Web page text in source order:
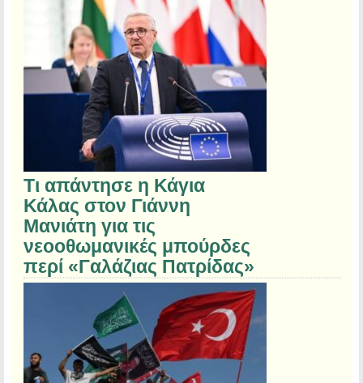
Τι απάντησε η Κάγια
Κάλας στον Γιάννη
Μανιάτη για τις
νεοοθωμανικές μπούρδες
περί «Γαλάζιας Πατρίδας»